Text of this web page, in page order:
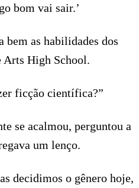
bom vai sair.’
bem as habilidades dos
Arts High School.
ficção científica?”
se acalmou, perguntou a
um lenço.
decidimos o gênero hoje,